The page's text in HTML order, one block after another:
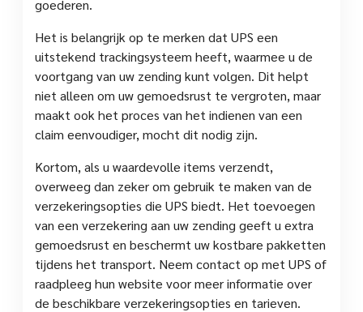
goederen.
Het is belangrijk op te merken dat UPS een
uitstekend trackingsysteem heeft, waarmee u de
voortgang van uw zending kunt volgen. Dit helpt
niet alleen om uw gemoedsrust te vergroten, maar
maakt ook het proces van het indienen van een
claim eenvoudiger, mocht dit nodig zijn.
Kortom, als u waardevolle items verzendt,
overweeg dan zeker om gebruik te maken van de
verzekeringsopties die UPS biedt. Het toevoegen
van een verzekering aan uw zending geeft u extra
gemoedsrust en beschermt uw kostbare pakketten
tijdens het transport. Neem contact op met UPS of
raadpleeg hun website voor meer informatie over
de beschikbare verzekeringsopties en tarieven.